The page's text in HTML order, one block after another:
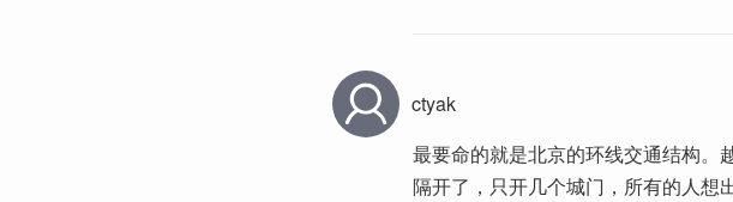
ctyak
最要命的就是北京的环线交通结构。
隔开了，只开几个城门，所有的人想